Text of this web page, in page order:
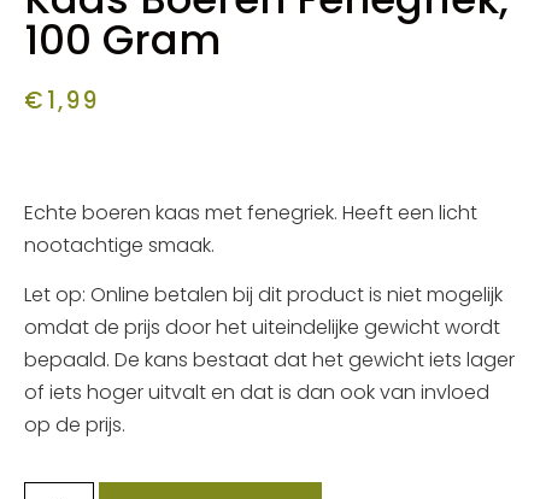
100 Gram
€1,99
Echte boeren kaas met fenegriek. Heeft een licht
nootachtige smaak.
Let op: Online betalen bij dit product is niet mogelijk
omdat de prijs door het uiteindelijke gewicht wordt
bepaald. De kans bestaat dat het gewicht iets lager
of iets hoger uitvalt en dat is dan ook van invloed
op de prijs.